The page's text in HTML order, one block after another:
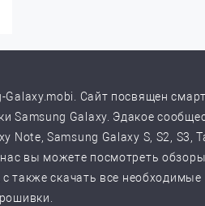
Galaxy.mobi. Сайт посвящен
Samsung Galaxy. Эдакое
Note, Samsung Galaxy S, S2, S3,
вы можете посмотреть
также скачать все необходимые